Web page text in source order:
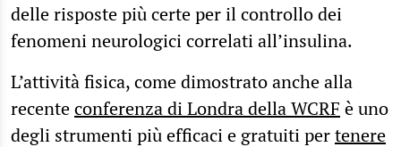
delle risposte più certe per il controllo dei
fenomeni neurologici correlati all’insulina.
L’attività fisica, come dimostrato anche alla
recenteconferenza di Londra della WCRF è uno
degli strumenti più efficaci e gratuiti pertenere